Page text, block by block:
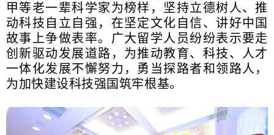
甲等老一辈科学家为榜样，坚持立德树人、推
动科技自立自强，在坚定文化自信、讲好中国
故事上争做表率。广大留学人员纷纷表示要走
创新驱动发展道路，为推动教育、科技、人才
一体化发展不懈努力，勇当探路者和领路人，
为加快建设科技强国筑牢根基。